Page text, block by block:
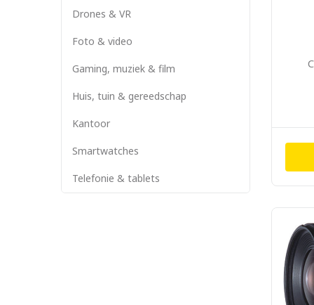
Drones & VR
Foto & video
Gaming, muziek & film
Huis, tuin & gereedschap
Kantoor
Smartwatches
Telefonie & tablets